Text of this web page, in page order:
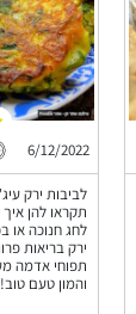
6/12/2022
לביבות ירק
תקראו להן
לחג חנוכה או
ירק בריאות
תפוחי אדמה
והמון טעם טוב!